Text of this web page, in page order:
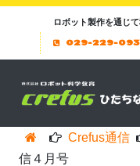
ロボット製作を通じ
029-229-
Crefus通信
信４月号